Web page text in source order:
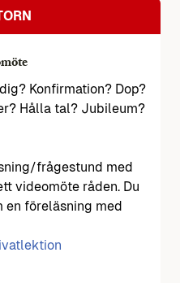
Konfirmation? Dop?
Hålla tal? Jubileum?
frågestund med
videomöte råden. Du
en föreläsning med